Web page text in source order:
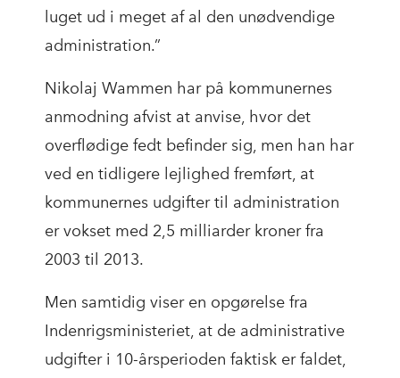
luget ud i meget af al den unødvendige
administration.”
Nikolaj Wammen har på kommunernes
anmodning afvist at anvise, hvor det
overflødige fedt befinder sig, men han har
ved en tidligere lejlighed fremført, at
kommunernes udgifter til administration
er vokset med 2,5 milliarder kroner fra
2003 til 2013.
Men samtidig viser en opgørelse fra
Indenrigsministeriet, at de administrative
udgifter i 10-årsperioden faktisk er faldet,